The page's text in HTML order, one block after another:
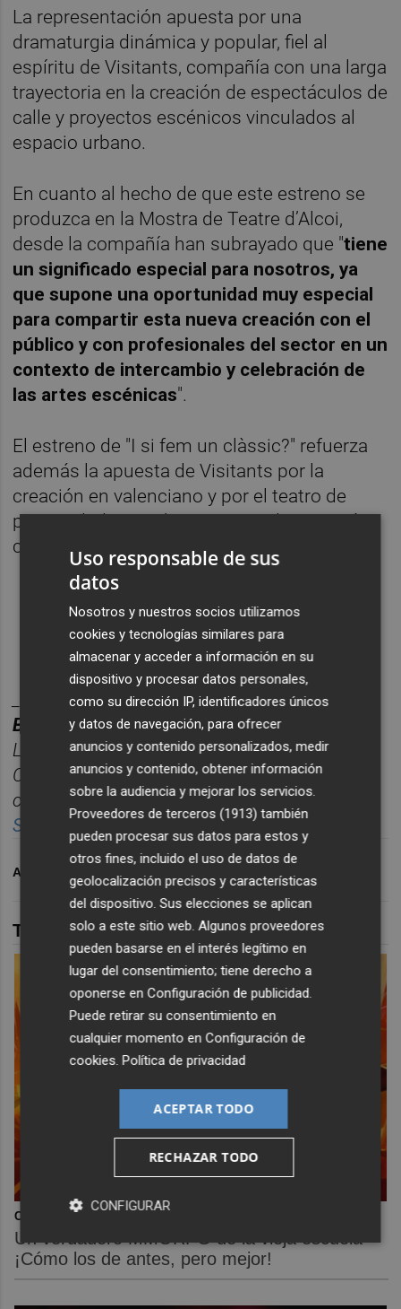
La representación apuesta por una
dramaturgia dinámica y popular, fiel al
espíritu de Visitants, compañía con una larga
trayectoria en la creación de espectáculos de
calle y proyectos escénicos vinculados al
espacio urbano.
En cuanto al hecho de que este estreno se
produzca en la Mostra de Teatre d’Alcoi,
desde la compañía han subrayado que "tiene
un significado especial para nosotros, ya
que supone una oportunidad muy especial
para compartir esta nueva creación con el
público y con profesionales del sector en un
contexto de intercambio y celebración de
las artes escénicas".
El estreno de "I si fem un clàssic?" refuerza
además la apuesta de Visitants por la
creación en valenciano y por el teatro de
proximidad como herramienta de conexión
cultural y social.
________
BOLET ÍN TITULARES CASTELLÓN PLAZA.
Las noticias más relevantes del día en
Castellón, reunidas cada mañana en un solo
correo para empezar el día informado.
Suscr
betegratis al boletí n aqu í.
ARCHIVADO EN
TAMBIÉN TE PUEDE INTERESAR
Corepunk MMORPG
Un verdadero MMORPG de la vieja escuela
¡Cómo los de antes, pero mejor!
Uso responsable de sus
datos
Nosotros y nuestros socios utilizamos
cookies y tecnologías similares para
almacenar y acceder a información en su
dispositivo y procesar datos personales,
como su dirección IP, identificadores únicos
y datos de navegación, para ofrecer
anuncios y contenido personalizados, medir
anuncios y contenido, obtener información
sobre la audiencia y mejorar los servicios.
Proveedores de terceros (1913) también
pueden procesar sus datos para estos y
otros fines, incluido el uso de datos de
geolocalización precisos y características
del dispositivo. Sus elecciones se aplican
solo a este sitio web. Algunos proveedores
pueden basarse en el interés legítimo en
lugar del consentimiento; tiene derecho a
oponerse enConfiguración de publicidad
Puede retirar su consentimiento en
cualquier momento enConfiguración de
cookies .Política de privacidad
ACEPTAR TODO
RECHAZAR TODO
CONFIGURAR